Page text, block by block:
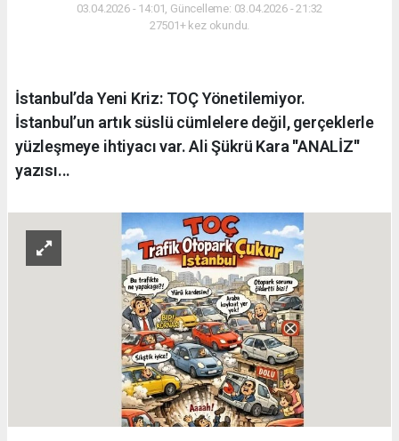
03.04.2026 - 14:01, Güncelleme: 03.04.2026 - 21:32
27501+ kez okundu.
İstanbul’da Yeni Kriz: TOÇ Yönetilemiyor.
İstanbul’un artık süslü cümlelere değil, gerçeklerle
yüzleşmeye ihtiyacı var. Ali Şükrü Kara ''ANALİZ''
yazısı...